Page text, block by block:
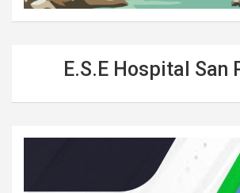
E.S.E Hospital San